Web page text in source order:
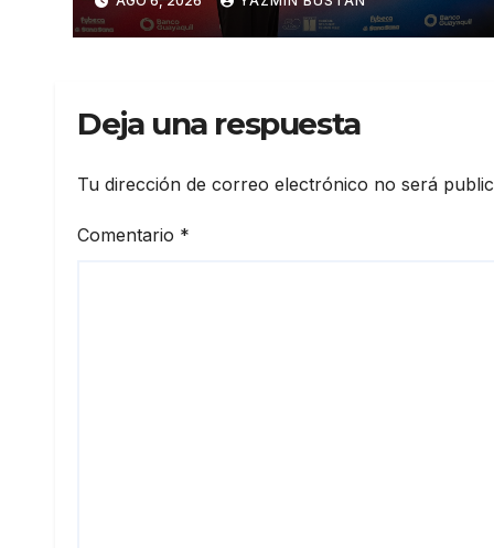
Deja una respuesta
Tu dirección de correo electrónico no será
Comentario *